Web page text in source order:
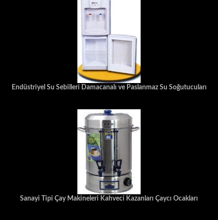
Endüstriyel Su Sebilleri Damacanalı ve Paslanmaz Su Soğutucuları
Sanayi Tipi Çay Makineleri Kahveci Kazanları Çaycı Ocakları